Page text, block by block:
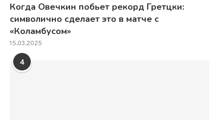
Когда Овечкин побьет рекорд Гретцки:
символично сделает это в матче с
«Коламбусом»
15.03.2025
4